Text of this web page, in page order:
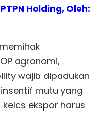
Holding, Oleh:
agronomi,
wajib dipadukan
mutu yang
ekspor harus